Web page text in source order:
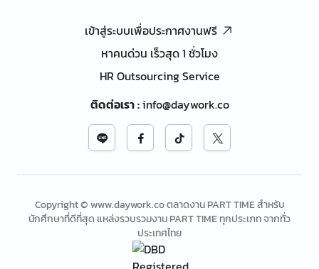
เข้าสู่ระบบเพื่อประกาศงานฟรี
หาคนด่วน เร็วสุด 1 ชั่วโมง
HR Outsourcing Service
ติดต่อเรา:info@daywork.co
Copyright © www.daywork.co ตลาดงาน PART TIME สำหรับ
นักศึกษาที่ดีที่สุด แหล่งรวบรวมงาน PART TIME ทุกประเภท จากทั่ว
ประเทศไทย